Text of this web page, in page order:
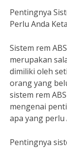
Pentingnya
Perlu Anda
Sistem rem
merupakan
dimiliki oleh
orang yang
sistem rem
mengenai
apa yang perlu
Pentingnya